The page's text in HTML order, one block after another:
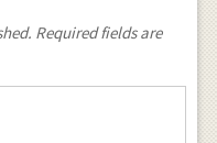
Required fields are